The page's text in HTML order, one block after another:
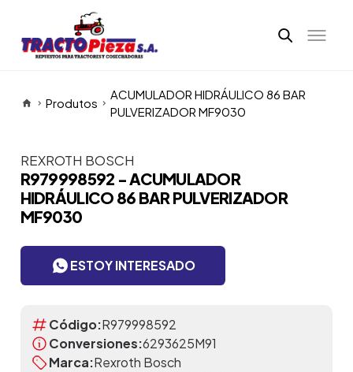
Produtos
ACUMULADOR HIDRÁULICO 86 BAR
PULVERIZADOR MF9030
Itens da Galeria
REXROTH BOSCH
R979998592 - ACUMULADOR
HIDRÁULICO 86 BAR PULVERIZADOR
MF9030
ESTOY INTERESADO
Código:R979998592
Conversiones:6293625M91
Marca:Rexroth Bosch